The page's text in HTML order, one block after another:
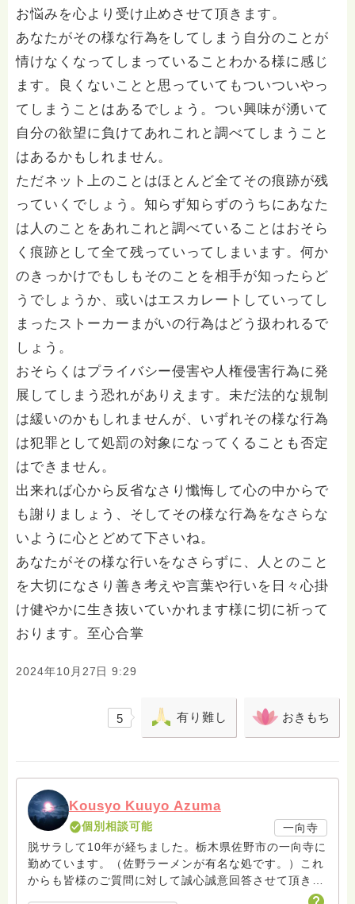
お悩みを心より受け止めさせて頂きます。
あなたがその様な行為をしてしまう自分のことが
情けなくなってしまっていることわかる様に感じ
ます。良くないことと思っていてもついついやっ
てしまうことはあるでしょう。つい興味が湧いて
自分の欲望に負けてあれこれと調べてしまうこと
はあるかもしれません。
ただネット上のことはほとんど全てその痕跡が残
っていくでしょう。知らず知らずのうちにあなた
は人のことをあれこれと調べていることはおそら
く痕跡として全て残っていってしまいます。何か
のきっかけでもしもそのことを相手が知ったらど
うでしょうか、或いはエスカレートしていってし
まったストーカーまがいの行為はどう扱われるで
しょう。
おそらくはプライバシー侵害や人権侵害行為に発
展してしまう恐れがありえます。未だ法的な規制
は緩いのかもしれませんが、いずれその様な行為
は犯罪として処罰の対象になってくることも否定
はできません。
出来れば心から反省なさり懺悔して心の中からで
も謝りましょう、そしてその様な行為をなさらな
いように心とどめて下さいね。
あなたがその様な行いをなさらずに、人とのこと
を大切になさり善き考えや言葉や行いを日々心掛
け健やかに生き抜いていかれます様に切に祈って
おります。至心合掌
2024年10月27日 9:29
5 有り難し おきもち
Kousyo Kuuyo Azuma
個別相談可能
一向寺
脱サラして10年が経ちました。栃木県佐野市の一向寺に
勤めています。（佐野ラーメンが有名な処です。）これ
からも皆様のご質問に対して誠心誠意回答させて頂きた
いと存じます。まだまだ修行中の身ですので至らぬ点あ